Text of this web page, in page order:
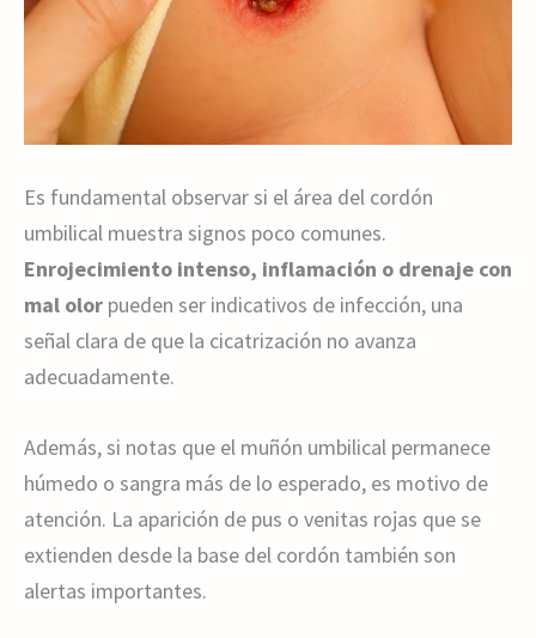
Es fundamental observar si el área del cordón
umbilical muestra signos poco comunes.
Enrojecimiento intenso, inflamación o drenaje con
mal olor pueden ser indicativos de infección, una
señal clara de que la cicatrización no avanza
adecuadamente.
Además, si notas que el muñón umbilical permanece
húmedo o sangra más de lo esperado, es motivo de
atención. La aparición de pus o venitas rojas que se
extienden desde la base del cordón también son
alertas importantes.